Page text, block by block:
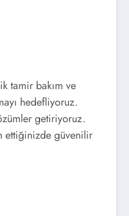
tamir bakım ve
hedefliyoruz.
getiriyoruz.
ettiğinizde güvenilir